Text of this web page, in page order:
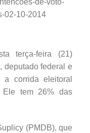
terça-feira (21)
deputado federal e
corrida eleitoral
Ele tem 26% das
(PMDB), que